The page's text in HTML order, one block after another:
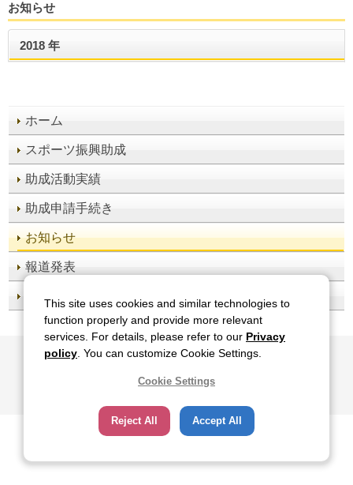
ホーム
スポーツ振興助成
助成活動実績
助成申請手続き
お知らせ
報道発表
お知らせ
2018 年
ソーシャルメディアポリシー
This site uses cookies and similar technologies to
function properly and provide more relevant
services. For details, please refer to our Privacy
policy . You can customize Cookie Settings.
Cookie Settings
Reject All Accept All